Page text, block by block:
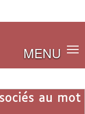
MENU
au mot